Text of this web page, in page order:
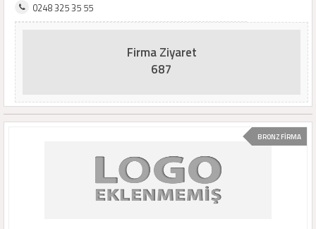
0248 325 35 55
Firma Ziyaret
687
BRONZ FİRMA